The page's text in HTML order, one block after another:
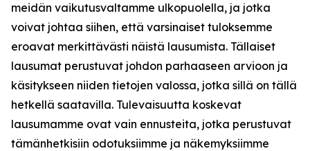
meidän vaikutusvaltamme ulkopuolella, ja jotka
voivat johtaa siihen, että varsinaiset tuloksemme
eroavat merkittävästi näistä lausumista. Tällaiset
lausumat perustuvat johdon parhaaseen arvioon ja
käsitykseen niiden tietojen valossa, jotka sillä on tällä
hetkellä saatavilla. Tulevaisuutta koskevat
lausumamme ovat vain ennusteita, jotka perustuvat
tämänhetkisiin odotuksiimme ja näkemyksiimme